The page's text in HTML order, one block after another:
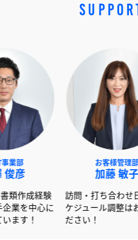
訪問
ケジ
社以上の書類作成経験
活かし大手企業を中心に
ポートしています！